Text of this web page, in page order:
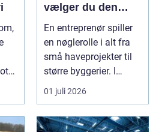
vælger du den
rette
samarbejdspartner
til dit byggeri
En entreprenør spiller
en nøglerolle i alt fra
små haveprojekter til
større byggerier. I
Nordjylland...
01 juli 2026